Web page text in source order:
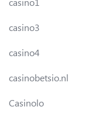
casino3
casino4
casinobetsio.nl
Casinolo